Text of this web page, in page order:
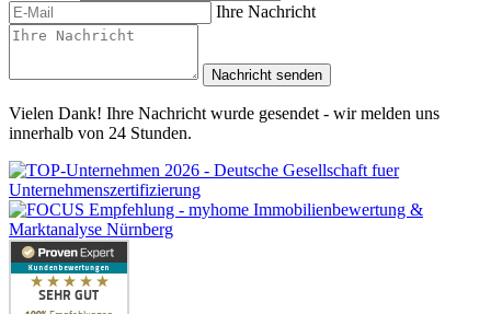
Ihre Nachricht
Nachricht senden
Vielen Dank! Ihre Nachricht wurde gesendet - wir melden uns
innerhalb von 24 Stunden.